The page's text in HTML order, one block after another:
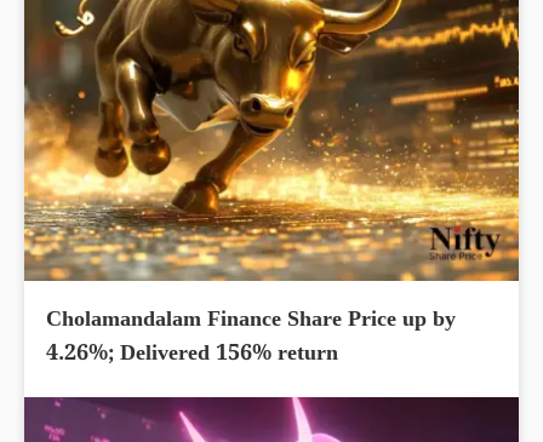
Cholamandalam Finance Share Price up by
4.26%; Delivered 156% return